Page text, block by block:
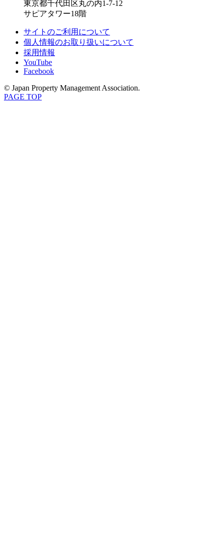
東京都千代田区丸の内1-7-12
サピアタワー18階
サイトのご利用について
個人情報のお取り扱いについて
採用情報
YouTube
Facebook
© Japan Property Management Association.
PAGE TOP